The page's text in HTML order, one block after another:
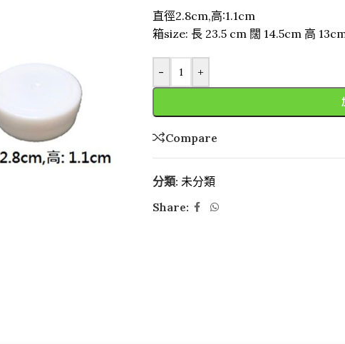
直徑2.8cm,高:1.1cm
箱size: 長 23.5 cm 闊 14.5cm 高
- +
Compare
分類: 未分類
Share: